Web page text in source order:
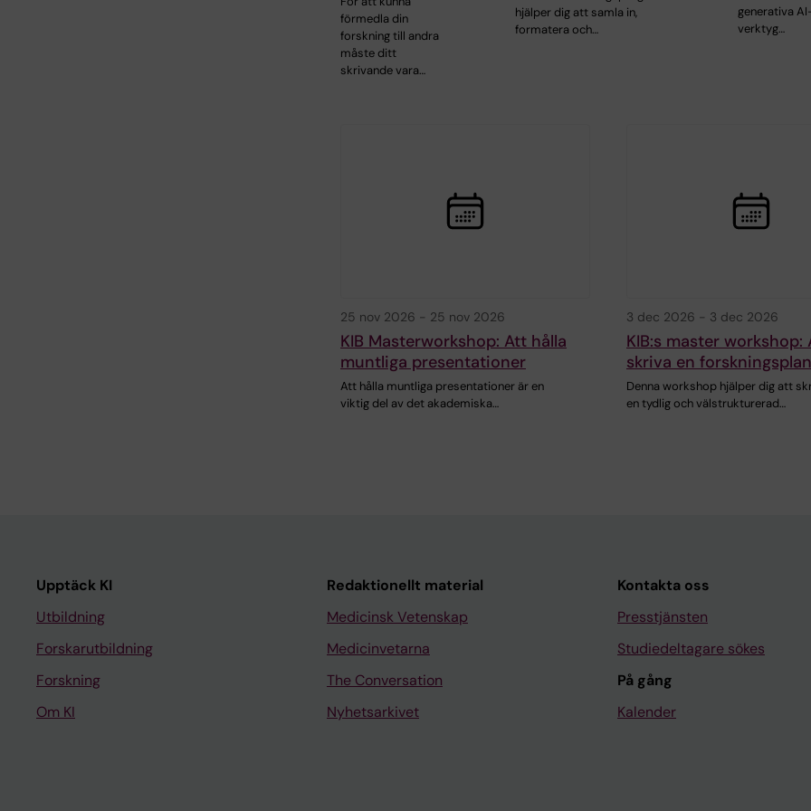
förmedla din
forskning till andra
måste ditt
skrivande vara…
hjälper dig att samla in,
formatera och…
generativa
verktyg…
25 nov 2026 - 25 nov 2026
KIB Masterworkshop: Att hålla
muntliga presentationer
Att hålla muntliga presentationer är en
viktig del av det akademiska…
3 dec 2026 - 3 dec 2026
KIB:s master workshop:
skriva en forskningsplan
Denna workshop hjälper dig att
en tydlig och välstrukturerad…
Upptäck KI
Utbildning
Forskarutbildning
Forskning
Om KI
Redaktionellt material
Medicinsk Vetenskap
Medicinvetarna
The Conversation
Nyhetsarkivet
Kontakta oss
Presstjänsten
Studiedeltagare sökes
På gång
Kalender